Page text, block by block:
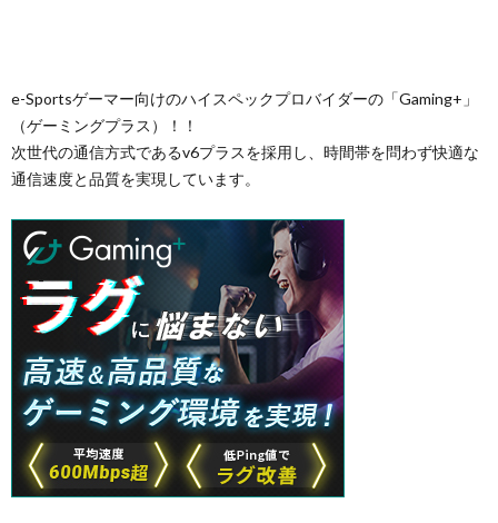
e-Sportsゲーマー向けのハイスペックプロバイダーの「Gaming+」
（ゲーミングプラス）！！
次世代の通信方式であるv6プラスを採用し、時間帯を問わず快適な
通信速度と品質を実現しています。